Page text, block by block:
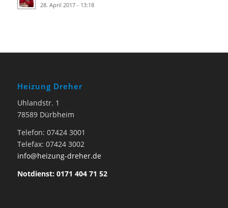
28. April 2017 - 13:18
Heizung Dreher
Uhlandstr. 1
78589 Dürbheim
Telefon: 07424 3001
Telefax: 07424 3002
info@heizung-dreher.de
Notdienst: 0171 404 71 52